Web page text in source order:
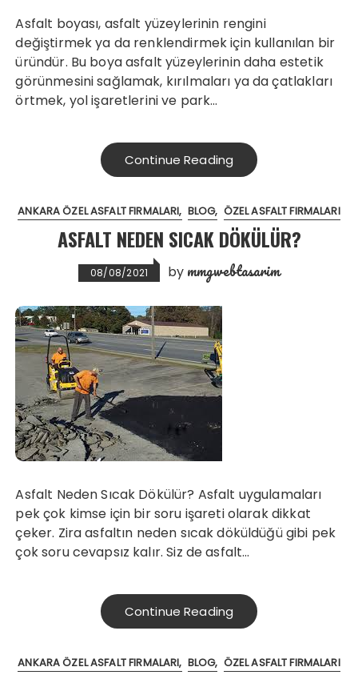
Asfalt boyası, asfalt yüzeylerinin rengini
değiştirmek ya da renklendirmek için kullanılan bir
üründür. Bu boya asfalt yüzeylerinin daha estetik
görünmesini sağlamak, kırılmaları ya da çatlakları
örtmek, yol işaretlerini ve park…
Continue Reading
ANKARA ÖZEL ASFALT FIRMALARI BLOG ÖZEL ASFALT FIRMALARI
ASFALT NEDEN SICAK DÖKÜLÜR?
08/08/2021 by mmgwebtasarim
Asfalt Neden Sıcak Dökülür? Asfalt uygulamaları
pek çok kimse için bir soru işareti olarak dikkat
çeker. Zira asfaltın neden sıcak döküldüğü gibi pek
çok soru cevapsız kalır. Siz de asfalt…
Continue Reading
ANKARA ÖZEL ASFALT FIRMALARI BLOG ÖZEL ASFALT FIRMALARI